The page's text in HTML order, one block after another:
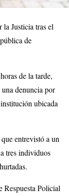
la Justicia tras el
de
de la tarde,
denuncia por
ubicada
entrevistó a un
tres individuos
Respuesta Policial